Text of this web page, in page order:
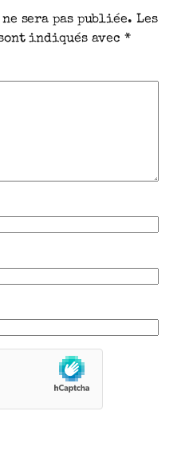
sera pas publiée. Les
indiqués avec*